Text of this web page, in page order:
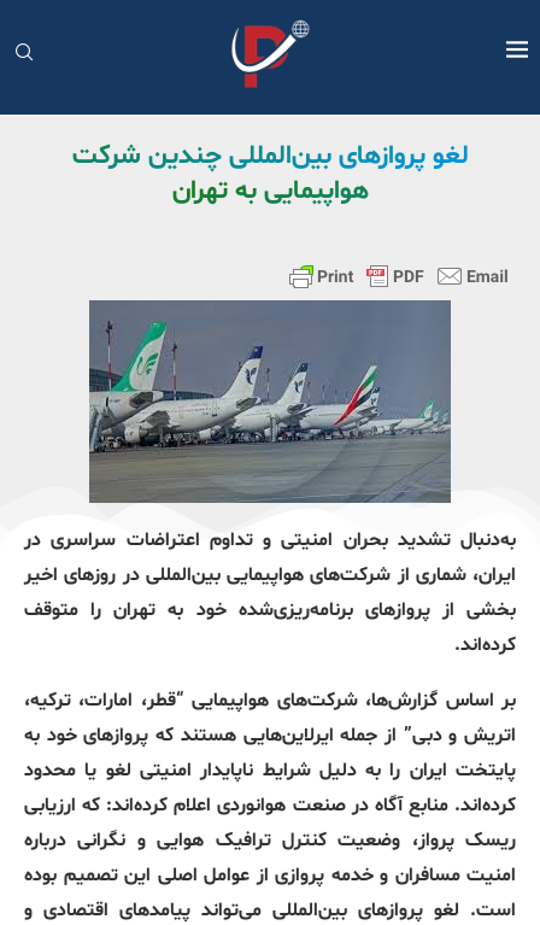
لغو پروازهای بین‌المللی چندین شرکت
هواپیمایی به تهران
به‌دنبال تشدید بحران امنیتی و تداوم اعتراضات سراسری در
ایران، شماری از شرکت‌های هواپیمایی بین‌المللی در روزهای اخیر
بخشی از پروازهای برنامه‌ریزی‌شده خود به تهران را متوقف
کرده‌اند.
بر اساس گزارش‌ها، شرکت‌های هواپیمایی “قطر، امارات، ترکیه،
اتریش و دبی” از جمله ایرلاین‌هایی هستند که پروازهای خود به
پایتخت ایران را به دلیل شرایط ناپایدار امنیتی لغو یا محدود
کرده‌اند. منابع آگاه در صنعت هوانوردی اعلام کرده‌اند: که ارزیابی
ریسک پرواز، وضعیت کنترل ترافیک هوایی و نگرانی درباره
امنیت مسافران و خدمه پروازی از عوامل اصلی این تصمیم بوده
است. لغو پروازهای بین‌المللی می‌تواند پیامدهای اقتصادی و